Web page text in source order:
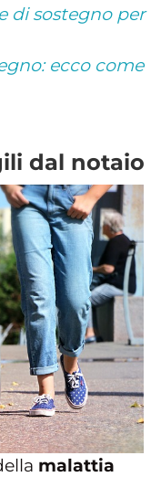
di sostegno per
ecco come
dal notaio
malattia